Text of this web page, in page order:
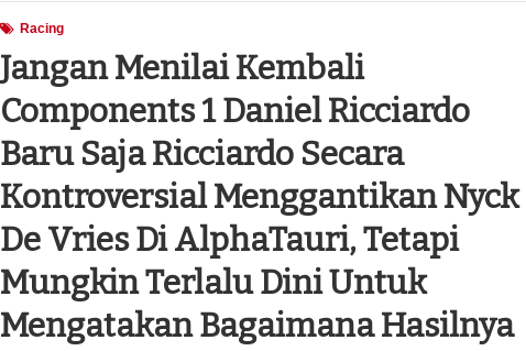
Racing
Jangan Menilai Kembali
Components 1 Daniel Ricciardo
Baru Saja Ricciardo Secara
Kontroversial Menggantikan Nyck
De Vries Di AlphaTauri, Tetapi
Mungkin Terlalu Dini Untuk
Mengatakan Bagaimana Hasilnya